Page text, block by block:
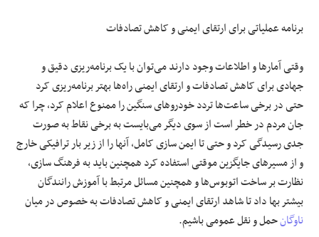
برنامه عملیاتی برای ارتقای ایمنی و کاهش تصادفات
وقتی آمارها و اطلاعات وجود دارند می‌توان با یک برنامه‌ریزی دقیق و
جهادی برای کاهش تصادفات و ارتقای ایمنی راه‌ها بهتر برنامه‌ریزی کرد
حتی در برخی ساعت‌ها تردد خودروهای سنگین را ممنوع اعلام کرد، چرا که
جان مردم در خطر است از سوی دیگر می‌بایست به برخی نقاط به صورت
جدی رسیدگی کرد و حتی تا ایمن سازی کامل، آنها را از زیر بار ترافیکی خارج
و از مسیرهای جایگزین موقتی استفاده کرد همچنین باید به فرهنگ سازی،
نظارت بر ساخت اتوبوس‌ها و همچنین مسائل مرتبط با آموزش رانندگان
بیشتر بها داد تا شاهد ارتقای ایمنی و کاهش تصادفات به خصوص در میان
ناوگانحمل و نقل عمومی باشیم.